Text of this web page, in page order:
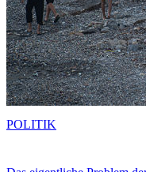
POLITIK